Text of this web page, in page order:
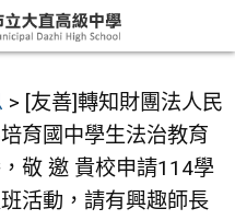
> [友善]轉知財團法人民
育國中學生法治教育
敬 邀 貴校申請114學
活動，請有興趣師長